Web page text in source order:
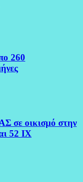
260
οικισμό στην
52 ΙΧ